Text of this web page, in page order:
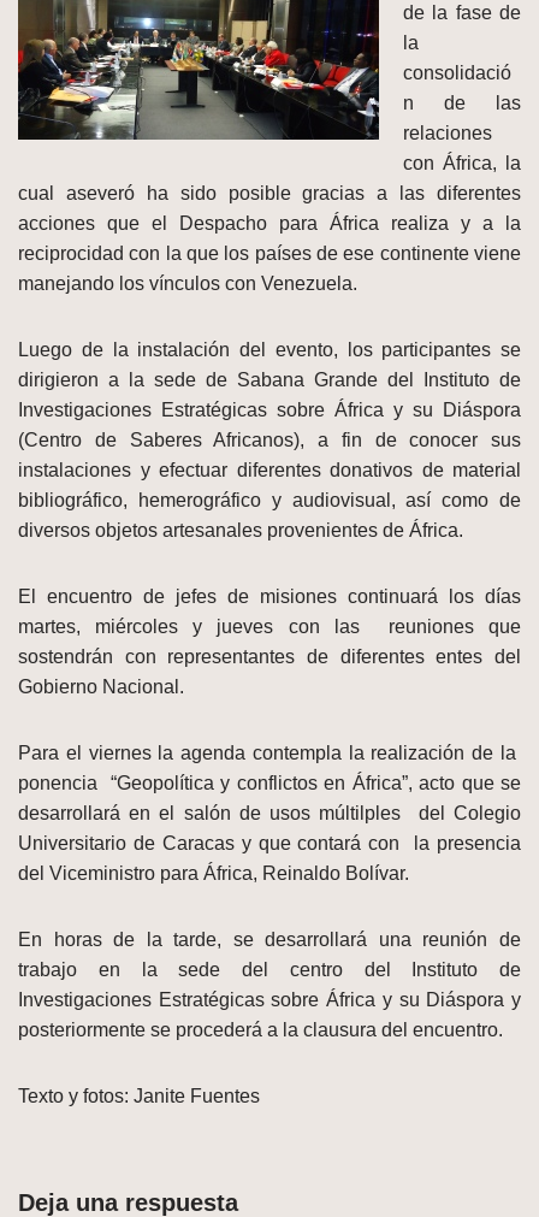
de la fase de
la
consolidació
n de las
relaciones
con África, la
cual aseveró ha sido posible gracias a las diferentes
acciones que el Despacho para África realiza y a la
reciprocidad con la que los países de ese continente viene
manejando los vínculos con Venezuela.
Luego de la instalación del evento, los participantes se
dirigieron a la sede de Sabana Grande del Instituto de
Investigaciones Estratégicas sobre África y su Diáspora
(Centro de Saberes Africanos), a fin de conocer sus
instalaciones y efectuar diferentes donativos de material
bibliográfico, hemerográfico y audiovisual, así como de
diversos objetos artesanales provenientes de África.
El encuentro de jefes de misiones continuará los días
martes, miércoles y jueves con las reuniones que
sostendrán con representantes de diferentes entes del
Gobierno Nacional.
Para el viernes la agenda contempla la realización de la
ponencia “Geopolítica y conflictos en África”, acto que se
desarrollará en el salón de usos múltilples del Colegio
Universitario de Caracas y que contará con la presencia
del Viceministro para África, Reinaldo Bolívar.
En horas de la tarde, se desarrollará una reunión de
trabajo en la sede del centro del Instituto de
Investigaciones Estratégicas sobre África y su Diáspora y
posteriormente se procederá a la clausura del encuentro.
Texto y fotos: Janite Fuentes
Deja una respuesta